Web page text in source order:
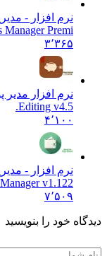
نرم افزار - مدیریت
Manager Premi
نرم افزار مدیر پول و
Editing v4.5.
نرم افزار - مدیریت
Manager v1.122
خود را بنویسید